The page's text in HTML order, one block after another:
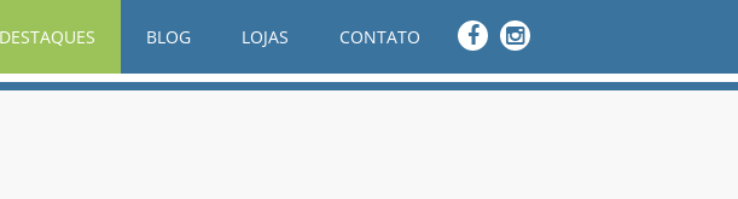
DESTAQUES BLOG LOJAS CONTATO